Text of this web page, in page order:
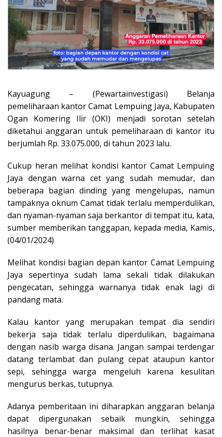
Kayuagung – (Pewartainvestigasi) Belanja
pemeliharaan kantor Camat Lempuing Jaya, Kabupaten
Ogan Komering Ilir (OKI) menjadi sorotan setelah
diketahui anggaran untuk pemeliharaan di kantor itu
berjumlah Rp. 33.075.000, di tahun 2023 lalu.
Cukup heran melihat kondisi kantor Camat Lempuing
Jaya dengan warna cet yang sudah memudar, dan
beberapa bagian dinding yang mengelupas, namun
tampaknya oknum Camat tidak terlalu memperdulikan,
dan nyaman-nyaman saja berkantor di tempat itu, kata,
sumber memberikan tanggapan, kepada media, Kamis,
(04/01/2024)
Melihat kondisi bagian depan kantor Camat Lempuing
Jaya sepertinya sudah lama sekali tidak dilakukan
pengecatan, sehingga warnanya tidak enak lagi di
pandang mata.
Kalau kantor yang merupakan tempat dia sendiri
bekerja saja tidak terlalu diperdulikan, bagaimana
dengan nasib warga disana. Jangan sampai terdengar
datang terlambat dan pulang cepat ataupun kantor
sepi, sehingga warga mengeluh karena kesulitan
mengurus berkas, tutupnya.
Adanya pemberitaan ini diharapkan anggaran belanja
dapat dipergunakan sebaik mungkin, sehingga
hasilnya benar-benar maksimal dan terlihat kasat